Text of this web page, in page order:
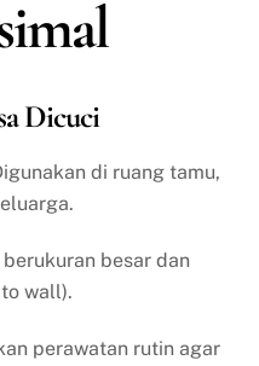
Dicuci
di ruang tamu,
besar dan
wall).
perawatan rutin agar